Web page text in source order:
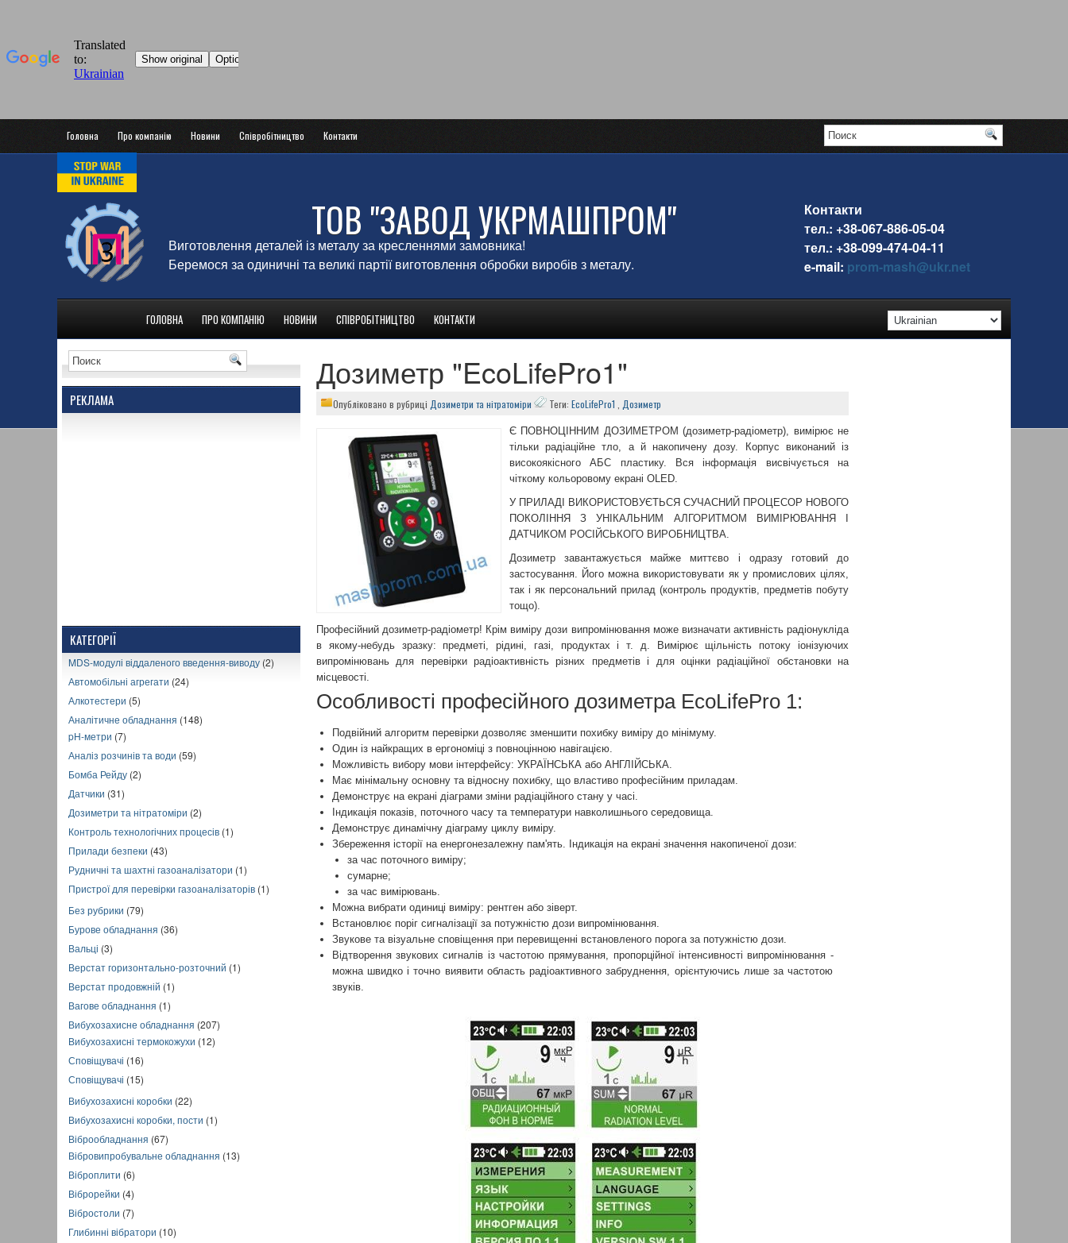
Головна Про компанію Новини Співробітництво Контакти
ТОВ "ЗАВОД УКРМАШПРОМ"
Виготовлення деталей із металу за кресленнями замовника!
Беремося за одиничні та великі партії виготовлення обробки виробів з металу.
Контакти
тел.: +38-067-886-05-04
тел.: +38-099-474-04-11
e-mail: prom-mash@ukr.net
ГОЛОВНА ПРО КОМПАНІЮ НОВИНИ СПІВРОБІТНИЦТВО КОНТАКТИ
РЕКЛАМА
КАТЕГОРІЇ
MDS-модулі віддаленого введення-виводу (2)
Автомобільні агрегати (24)
Алкотестери (5)
Аналітичне обладнання (148)
pH-метри (7)
Аналіз розчинів та води (59)
Бомба Рейду (2)
Датчики (31)
Дозиметри та нітратоміри (2)
Контроль технологічних процесів (1)
Прилади безпеки (43)
Рудничні та шахтні газоаналізатори (1)
Пристрої для перевірки газоаналізаторів (1)
Без рубрики (79)
Бурове обладнання (36)
Вальці (3)
Верстат горизонтально-розточний (1)
Верстат продовжній (1)
Вагове обладнання (1)
Вибухозахисне обладнання (207)
Вибухозахисні термокожухи (12)
Сповіщувачі (16)
Сповіщувачі (15)
Вибухозахисні коробки (22)
Вибухозахисні коробки, пости (1)
Віброобладнання (67)
Вібровипробувальне обладнання (13)
Віброплити (6)
Віброрейки (4)
Вібростоли (7)
Глибинні вібратори (10)
Дозиметр "EcoLifePro1"
Опубліковано в рубриці Дозиметри та нітратоміри Теги: EcoLifePro1 Дозиметр
Є ПОВНОЦІННИМ ДОЗИМЕТРОМ (дозиметр-радіометр), вимірює не
тільки радіаційне тло, а й накопичену дозу. Корпус виконаний із
високоякісного АБС пластику. Вся інформація висвічується на
чіткому кольоровому екрані OLED.
У ПРИЛАДІ ВИКОРИСТОВУЄТЬСЯ СУЧАСНИЙ ПРОЦЕСОР НОВОГО
ПОКОЛІННЯ З УНІКАЛЬНИМ АЛГОРИТМОМ ВИМІРЮВАННЯ І
ДАТЧИКОМ РОСІЙСЬКОГО ВИРОБНИЦТВА.
Дозиметр завантажується майже миттєво і одразу готовий до
застосування. Його можна використовувати як у промислових цілях,
так і як персональний прилад (контроль продуктів, предметів побуту
тощо).
Професійний дозиметр-радіометр! Крім виміру дози випромінювання може визначати активність радіонукліда
в якому-небудь зразку: предметі, рідині, газі, продуктах і т. д. Вимірює щільність потоку іонізуючих
випромінювань для перевірки радіоактивність різних предметів і для оцінки радіаційної обстановки на
місцевості.
Особливості професійного дозиметра EcoLifePro 1:
Подвійний алгоритм перевірки дозволяє зменшити похибку виміру до мінімуму.
Один із найкращих в ергономіці з повноцінною навігацією.
Можливість вибору мови інтерфейсу: УКРАЇНСЬКА або АНГЛІЙСЬКА.
Має мінімальну основну та відносну похибку, що властиво професійним приладам.
Демонструє на екрані діаграми зміни радіаційного стану у часі.
Індикація показів, поточного часу та температури навколишнього середовища.
Демонструє динамічну діаграму циклу виміру.
Збереження історії на енергонезалежну пам'ять. Індикація на екрані значення накопиченої дози:
за час поточного виміру;
сумарне;
за час вимірювань.
Можна вибрати одиниці виміру: рентген або зіверт.
Встановлює поріг сигналізації за потужністю дози випромінювання.
Звукове та візуальне сповіщення при перевищенні встановленого порога за потужністю дози.
Відтворення звукових сигналів із частотою прямування, пропорційної інтенсивності випромінювання -
можна швидко і точно виявити область радіоактивного забруднення, орієнтуючись лише за частотою
звуків.